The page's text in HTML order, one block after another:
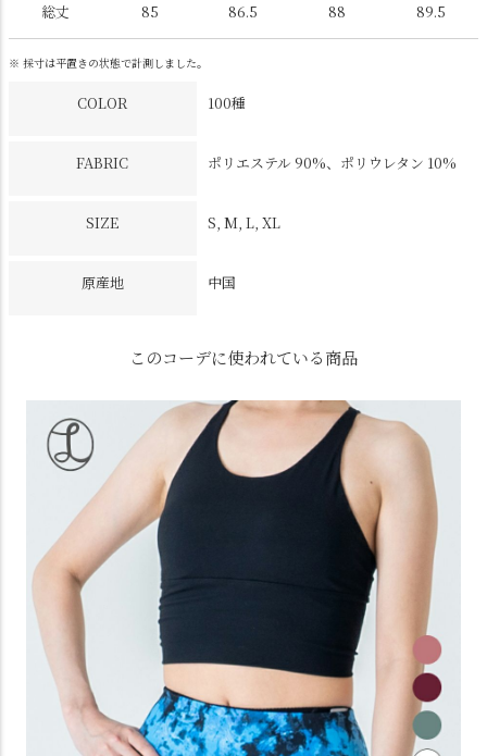
総丈 85 86.5 88 89.5
※ 採寸は平置きの状態で計測しました。
COLOR 100種
FABRIC ポリエステル 90%、ポリウレタン 10%
SIZE S, M, L, XL
原産地 中国
このコーデに使われている商品